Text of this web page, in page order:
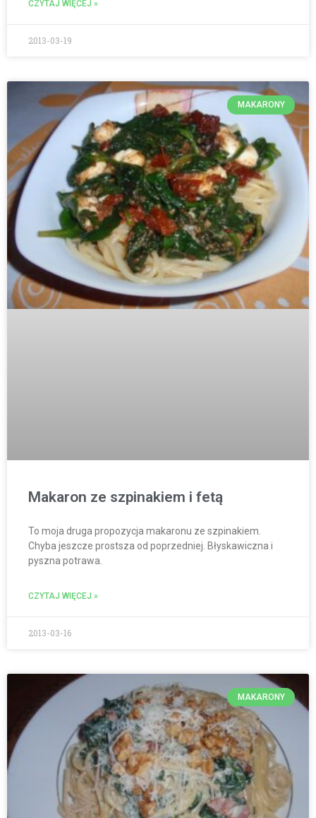
CZYTAJ WIĘCEJ »
2013-03-19
MAKARONY
Makaron ze szpinakiem i fetą
To moja druga propozycja makaronu ze szpinakiem.
Chyba jeszcze prostsza od poprzedniej. Błyskawiczna i
pyszna potrawa.
CZYTAJ WIĘCEJ »
2013-03-16
MAKARONY